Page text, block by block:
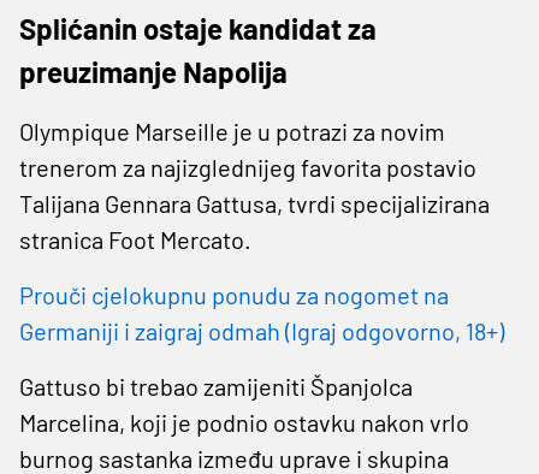
Splićanin ostaje kandidat za
preuzimanje Napolija
Olympique Marseille je u potrazi za novim
trenerom za najizglednijeg favorita postavio
Talijana Gennara Gattusa, tvrdi specijalizirana
stranica Foot Mercato.
Prouči cjelokupnu ponudu za nogomet na
Germaniji i zaigraj odmah (Igraj odgovorno, 18+)
Gattuso bi trebao zamijeniti Španjolca
Marcelina, koji je podnio ostavku nakon vrlo
burnog sastanka između uprave i skupina